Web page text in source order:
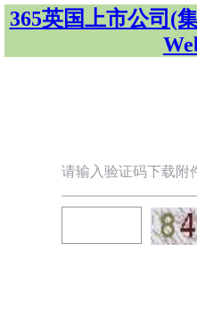
365英国上市公司(
请输入验证码下载附